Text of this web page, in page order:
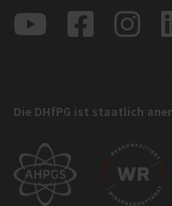
Die DHfPG ist staatlich